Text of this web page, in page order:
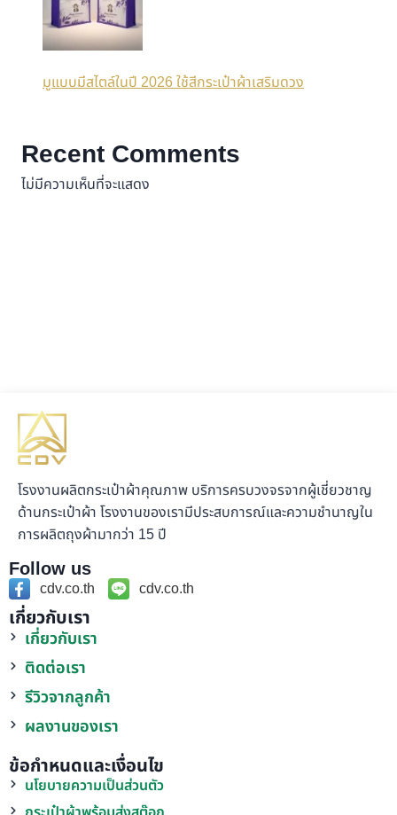
มูแบบมีสไตล์ในปี 2026 ใช้สีกระเป๋าผ้าเสริมดวง
Recent Comments
ไม่มีความเห็นที่จะแสดง
โรงงานผลิตกระเป๋าผ้าคุณภาพ บริการครบวงจรจากผู้เชี่ยวชาญ
ด้านกระเป๋าผ้า โรงงานของเรามีประสบการณ์และความชำนาญใน
การผลิตถุงผ้ามากว่า 15 ปี
Follow us
cdv.co.th cdv.co.th
เกี่ยวกับเรา
เกี่ยวกับเรา
ติดต่อเรา
รีวิวจากลูกค้า
ผลงานของเรา
ข้อกำหนดและเงื่อนไข
นโยบายความเป็นส่วนตัว